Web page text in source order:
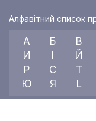
Алфавітний список
А Б В
И
Й
Р
С Т
Ю
Я L